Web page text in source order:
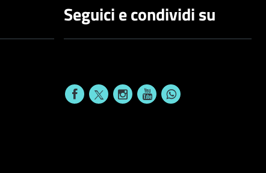
Seguici e condividi su